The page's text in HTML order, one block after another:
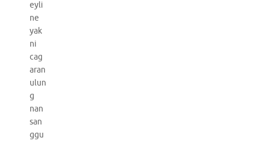
eyli
ne
yak
ni
cag
aran
ulun
g
nan
san
ggu